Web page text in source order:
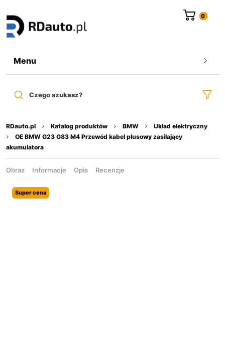
Menu
Czego szukasz?
RDauto.pl Katalog produktów BMW
Układ elektryczny
OE BMW G23 G83 M4 Przewód kabel plusowy zasilający
akumulatora
Obraz Informacje Opis Recenzje
Super cena